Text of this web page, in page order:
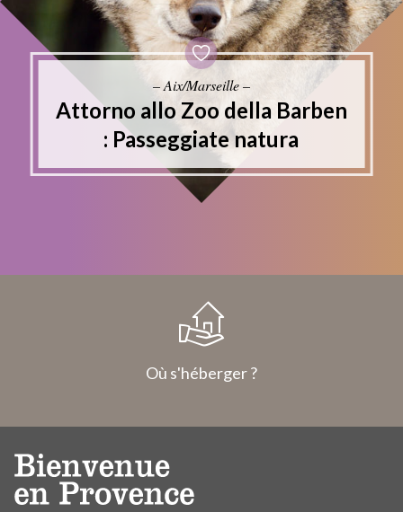
– Aix/Marseille –
Attorno allo Zoo della Barben
: Passeggiate natura
Où s'héberger ?